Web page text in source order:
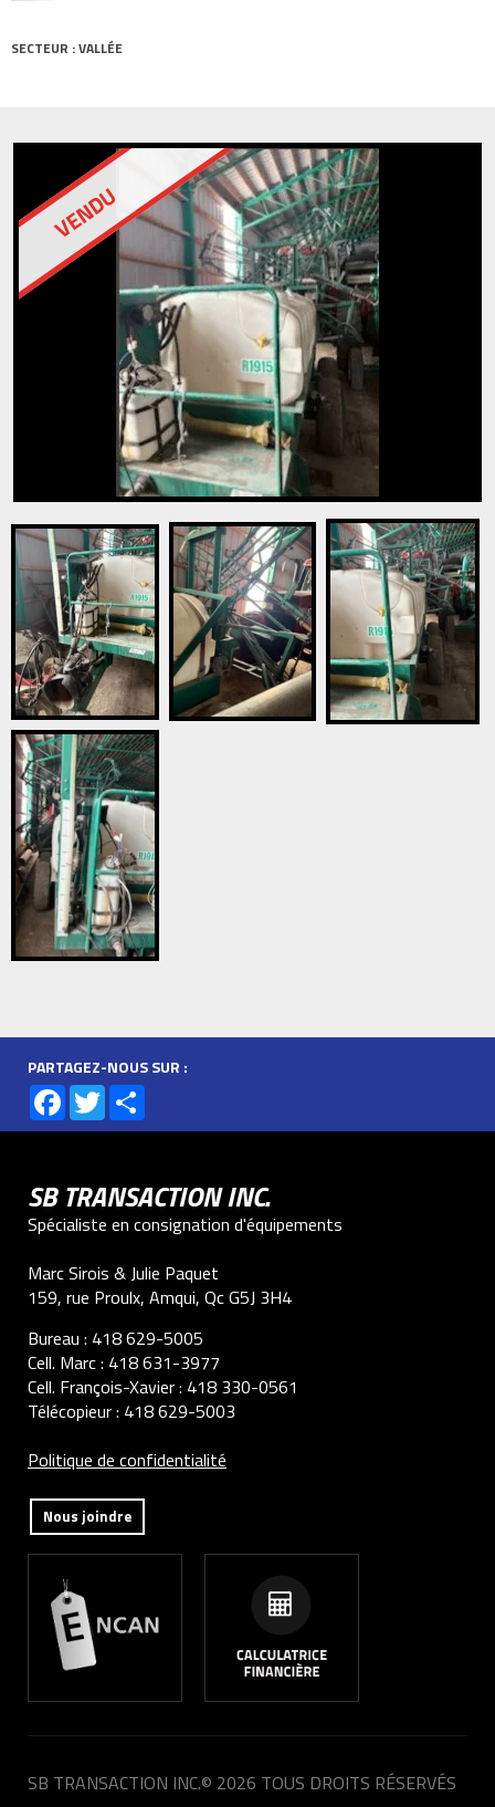
SECTEUR : VALLÉE
VENDU
PARTAGEZ-NOUS SUR :
Facebook
Twitter
SB TRANSACTION INC.
Spécialiste en consignation d'équipements
Marc Sirois & Julie Paquet
159, rue Proulx, Amqui, Qc G5J 3H4
Bureau : 418 629-5005
Cell. Marc : 418 631-3977
Cell. François-Xavier : 418 330-0561
Télécopieur : 418 629-5003
Politique de confidentialité
Nous joindre
SB TRANSACTION INC.© 2026 TOUS DROITS RÉSERVÉS